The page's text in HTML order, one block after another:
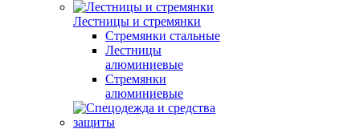
Лестницы и стремянки
Стремянки стальные
Лестницы
алюминиевые
Стремянки
алюминиевые